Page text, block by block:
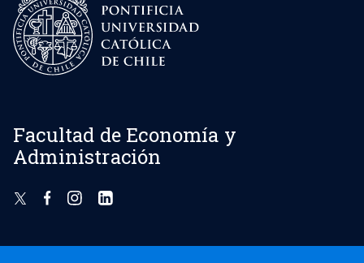
Facultad de Economía y
Administración